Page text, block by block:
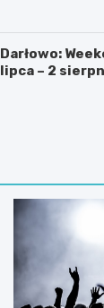
Darłowo:
lipca – 2